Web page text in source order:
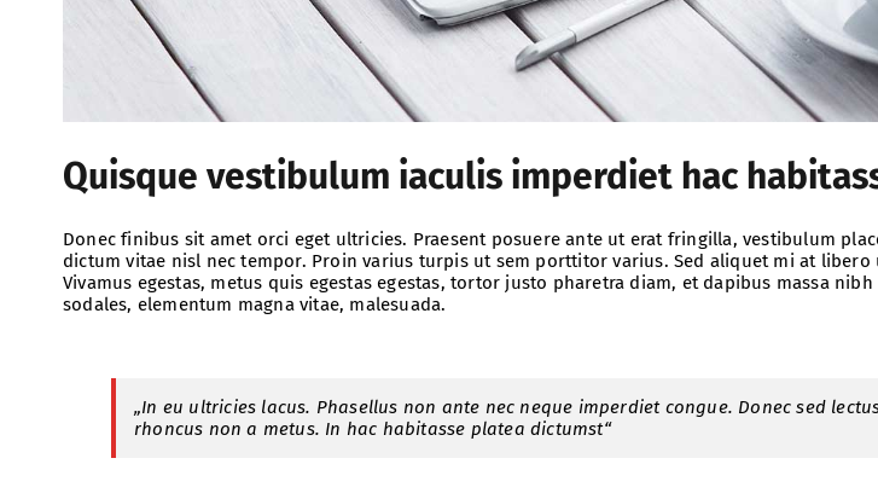
Quisque vestibulum iaculis imperdiet hac
Donec finibus sit amet orci eget ultricies. Praesent posuere ante ut erat fringilla, vestibulum
dictum vitae nisl nec tempor. Proin varius turpis ut sem porttitor varius. Sed aliquet mi at libero
Vivamus egestas, metus quis egestas egestas, tortor justo pharetra diam, et dapibus massa
sodales, elementum magna vitae, malesuada.
„In eu ultricies lacus. Phasellus non ante nec neque imperdiet congue. Donec sed
rhoncus non a metus. In hac habitasse platea dictumst“